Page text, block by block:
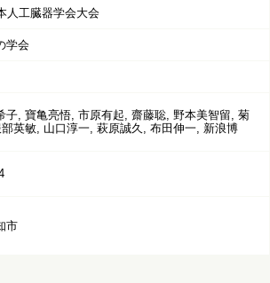
人工臓器学会大会
学会
, 寶亀亮悟, 市原有起, 齋藤聡, 野本美智留, 菊
英敏, 山口淳一, 萩原誠久, 布田伸一, 新浪博
市